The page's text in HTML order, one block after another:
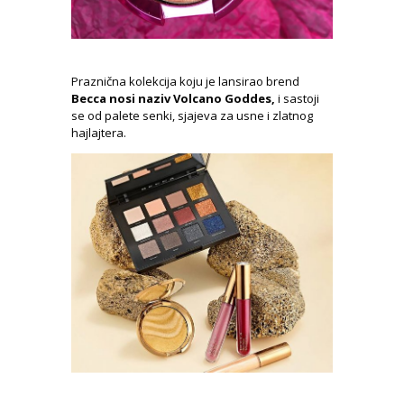
Praznična kolekcija koju je lansirao brend
Becca nosi naziv Volcano Goddes, i sastoji
se od palete senki, sjajeva za usne i zlatnog
hajlajtera.